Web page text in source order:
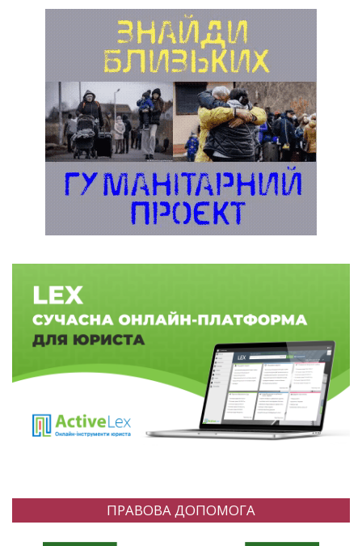
ПРАВОВА ДОПОМОГА